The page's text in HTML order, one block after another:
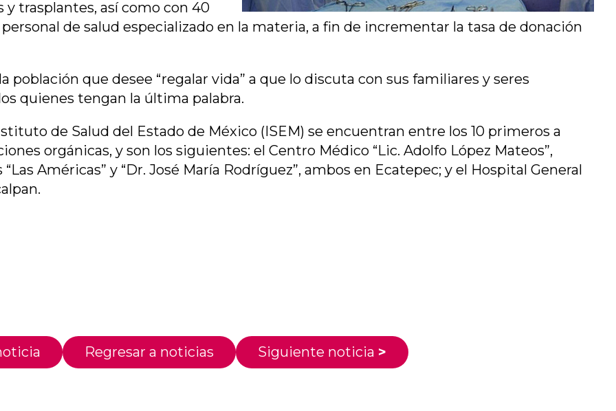
trasplantes, así como con 40
de salud especializado en la materia, a fin de incrementar la tasa de donación
población que desee “regalar vida” a que lo discuta con sus familiares y seres
quienes tengan la última palabra.
de Salud del Estado de México (ISEM) se encuentran entre los 10 primeros a
orgánicas, y son los siguientes: el Centro Médico “Lic. Adolfo López Mateos”,
Américas” y “Dr. José María Rodríguez”, ambos en Ecatepec; y el Hospital General
Regresar a noticias Siguiente noticia >